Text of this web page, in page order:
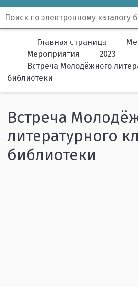
Главная страница
Мероприятия
2023
Встреча Молодёжного
библиотеки
Встреча
литературного
библиотеки